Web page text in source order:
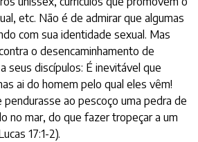
etc. Não é de admirar que algumas
com sua identidade sexual. Mas
o desencaminhamento de
seus discípulos: É inevitável que
ai do homem pelo qual eles vêm!
ao pescoço uma pedra de
no mar, do que fazer tropeçar a um
17:1-2).